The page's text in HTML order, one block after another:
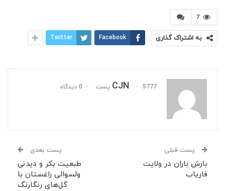
7
به اشتراک گذاری Facebook
Twitter
CJN 5777 پست 0 دیدگاه
پست قبلی
بارش باران در ولایت
فاریاب
پست بعدی
طبعیت بکر و دیدنی
ولسوالی راغستان با
گل‌های رنگارنگ